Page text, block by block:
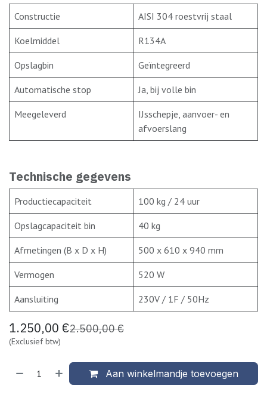
Constructie AISI 304 roestvrij staal
Koelmiddel R134A
Opslagbin Geïntegreerd
Automatische stop Ja, bij volle bin
Meegeleverd
IJsschepje, aanvoer- en
afvoerslang
Technische gegevens
Productiecapaciteit 100 kg / 24 uur
Opslagcapaciteit bin 40 kg
Afmetingen (B x D x H) 500 x 610 x 940 mm
Vermogen 520 W
Aansluiting 230V / 1F / 50Hz
1.250,00 €2.500,00€
(Exclusief btw)
Aan winkelmandje toevoegen